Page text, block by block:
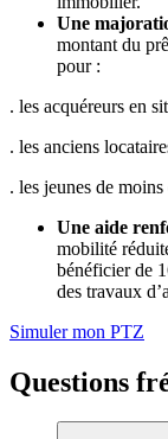
Une
montant du
pour :
. les acquéreurs en
. les anciens
. les jeunes de moins
Une aide
mobilité
bénéficier de
des travaux
Simuler mon PTZ
Questions